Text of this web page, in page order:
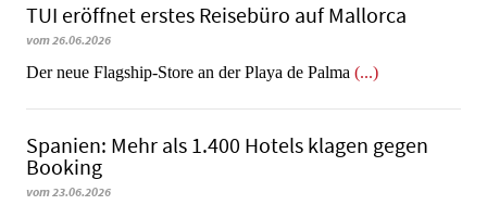
TUI eröffnet erstes Reisebüro auf Mallorca
vom 26.06.2026
Der neue Flagship-Store an der Playa de Palma (...)
Spanien: Mehr als 1.400 Hotels klagen gegen
Booking
vom 23.06.2026